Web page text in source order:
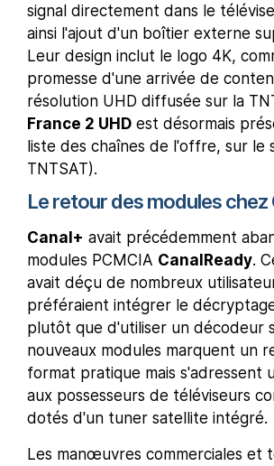
signal directement dans le
ainsi l'ajout d'un boîtier externe
Leur design inclut le logo 4K,
promesse d'une arrivée de
résolution UHD diffusée sur la
France 2 UHD est désormais
liste des chaînes de l'offre, sur le
TNTSAT).
Le retour des modules chez
Canal+ avait précédemment
modules PCMCIA CanalReady.
avait déçu de nombreux
préféraient intégrer le
plutôt que d'utiliser un décodeur
nouveaux modules marquent un
format pratique mais s'adressent
aux possesseurs de téléviseurs
dotés d'un tuner satellite intégré.
Les manœuvres commerciales et